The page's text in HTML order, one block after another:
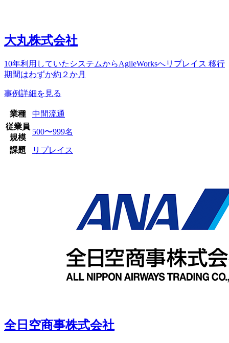
大丸株式会社
10年利用していたシステムからAgileWorksへリプレイス 移行
期間はわずか約２か月
事例詳細を見る
業種
中間流通
従業員
規模
500〜999名
課題 リプレイス
全日空商事株式会社